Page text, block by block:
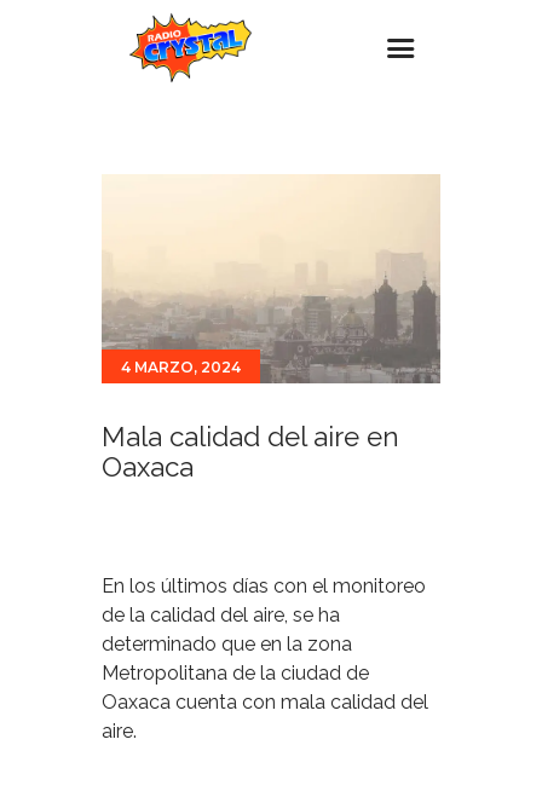
Noticias
Para ti
4 MARZO, 2024
Mala calidad del aire en
Oaxaca
En los últimos días con el monitoreo
de la calidad del aire, se ha
determinado que en la zona
Metropolitana de la ciudad de
Oaxaca cuenta con mala calidad del
aire.